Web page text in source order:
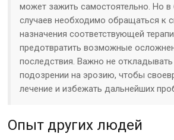
может зажить самостоятельно. Но в
случаев необходимо обращаться к
назначения соответствующей
предотвратить возможные
последствия. Важно не откладывать
подозрении на эрозию, чтобы
лечение и избежать дальнейших
Опыт других людей